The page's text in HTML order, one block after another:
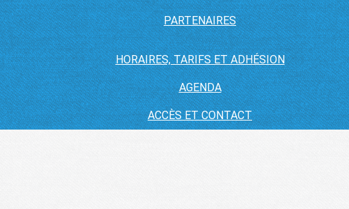
PARTENAIRES
HORAIRES, TARIFS ET ADHÉSION
AGENDA
ACCÈS ET CONTACT